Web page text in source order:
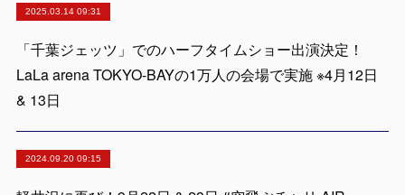
2025.03.14 09:31
「千葉ジェッツ」でのハーフタイムショー出演決定！
LaLa arena TOKYO-BAYの1万人の会場で実施 ※4月12日
& 13日
2024.09.20 09:15